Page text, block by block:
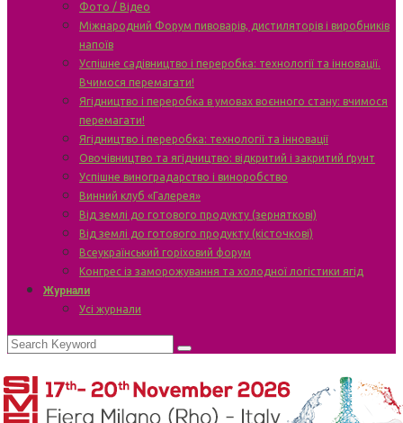
Фото / Відео
Міжнародний Форум пивоварів, дистиляторів і виробників
напоїв
Успішне садівництво і переробка: технології та інновації.
Вчимося перемагати!
Ягідництво і переробка в умовах воєнного стану: вчимося
перемагати!
Ягідництво і переробка: технології та інновації
Овочівництво та ягідництво: відкритий і закритий ґрунт
Успішне виноградарство і виноробство
Винний клуб «Галерея»
Від землі до готового продукту (зерняткові)
Від землі до готового продукту (кісточкові)
Всеукраїнський горіховий форум
Конгрес із заморожування та холодної логістики ягід
Журнали
Усі журнали